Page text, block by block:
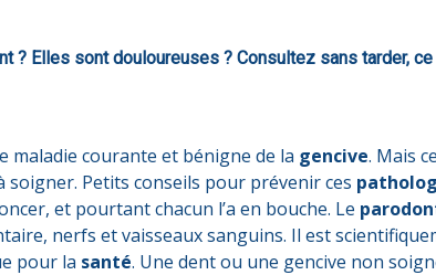
? Elles sont douloureuses ? Consultez sans tarder,
maladie courante et bénigne de la gencive. Mais
soigner. Petits conseils pour prévenir ces
et pourtant chacun l’a en bouche. Le
nerfs et vaisseaux sanguins. Il est
pour la santé. Une dent ou une gencive non